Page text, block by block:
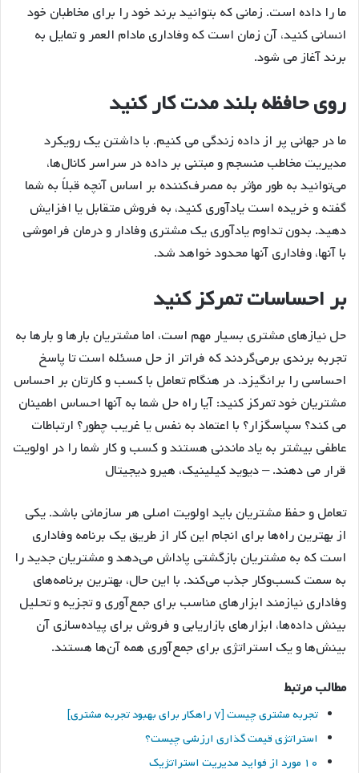
ما را داده است. زمانی که بتوانید برند خود را برای مخاطبان خود
انسانی کنید، آن زمان است که وفاداری مادام العمر و تمایل به
برند آغاز می شود.
روی حافظه بلند مدت کار کنید
ما در جهانی پر از داده زندگی می کنیم. با داشتن یک رویکرد
مدیریت مخاطب منسجم و مبتنی بر داده در سراسر کانال‌ها،
می‌توانید به طور مؤثر به مصرف‌کننده بر اساس آنچه قبلاً به شما
گفته و خریده است یادآوری کنید، به فروش متقابل یا افزایش
دهید. بدون تداوم یادآوری یک مشتری وفادار و درمان فراموشی
با آنها، وفاداری آنها محدود خواهد شد.
بر احساسات تمرکز کنید
حل نیازهای مشتری بسیار مهم است، اما مشتریان بارها و بارها به
تجربه برندی برمی‌گردند که فراتر از حل مسئله است تا پاسخ
احساسی را برانگیزد. در هنگام تعامل با کسب و کارتان بر احساس
مشتریان خود تمرکز کنید: آیا راه حل شما به آنها احساس اطمینان
می کند؟ سپاسگزار؟ با اعتماد به نفس یا غریب چطور؟ ارتباطات
عاطفی بیشتر به یاد ماندنی هستند و کسب و کار شما را در اولویت
قرار می دهند. – دیوید کیلینیک، هیرو دیجیتال
تعامل و حفظ مشتریان باید اولویت اصلی هر سازمانی باشد. یکی
از بهترین راه‌ها برای انجام این کار از طریق یک برنامه وفاداری
است که به مشتریان بازگشتی پاداش می‌دهد و مشتریان جدید را
به سمت کسب‌وکار جذب می‌کند. با این حال، بهترین برنامه‌های
وفاداری نیازمند ابزارهای مناسب برای جمع‌آوری و تجزیه و تحلیل
بینش داده‌ها، ابزارهای بازاریابی و فروش برای پیاده‌سازی آن
بینش‌ها و یک استراتژی برای جمع‌آوری همه آن‌ها هستند.
مطالب مرتبط
تجربه مشتری چیست [۷ راهکار برای بهبود تجربه مشتری]
استراتژی قیمت گذاری ارزشی چیست؟
۱۰ مورد از فواید مدیریت استراتژیک